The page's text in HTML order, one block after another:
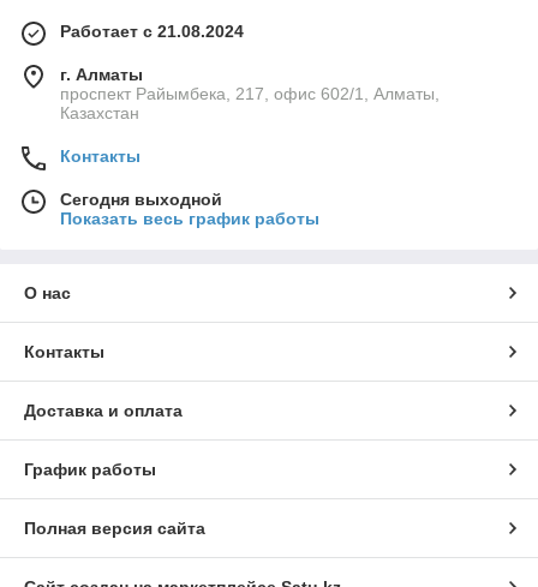
Работает с 21.08.2024
г. Алматы
проспект Райымбека, 217, офис 602/1, Алматы,
Казахстан
Контакты
Сегодня выходной
Показать весь график работы
О нас
Контакты
Доставка и оплата
График работы
Полная версия сайта